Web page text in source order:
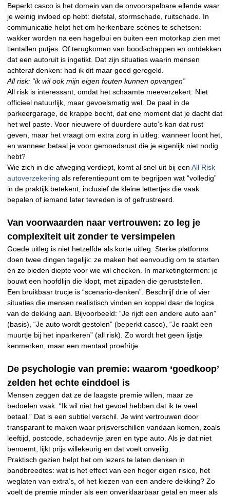
Beperkt casco is het domein van de onvoorspelbare ellende waar
je weinig invloed op hebt: diefstal, stormschade, ruitschade. In
communicatie helpt het om herkenbare scènes te schetsen:
wakker worden na een hagelbui en buiten een motorkap zien met
tientallen putjes. Of terugkomen van boodschappen en ontdekken
dat een autoruit is ingetikt. Dat zijn situaties waarin mensen
achteraf denken: had ik dit maar goed geregeld.
All risk: “ik wil ook mijn eigen fouten kunnen opvangen”
All risk is interessant, omdat het schaamte meeverzekert. Niet
officieel natuurlijk, maar gevoelsmatig wel. De paal in de
parkeergarage, de krappe bocht, dat ene moment dat je dacht dat
het wel paste. Voor nieuwere of duurdere auto’s kan dat rust
geven, maar het vraagt om extra zorg in uitleg: wanneer loont het,
en wanneer betaal je voor gemoedsrust die je eigenlijk niet nodig
hebt?
Wie zich in die afweging verdiept, komt al snel uit bij een All Risk
autoverzekering als referentiepunt om te begrijpen wat “volledig”
in de praktijk betekent, inclusief de kleine lettertjes die vaak
bepalen of iemand later tevreden is of gefrustreerd.
Van voorwaarden naar vertrouwen: zo leg je
complexiteit uit zonder te versimpelen
Goede uitleg is niet hetzelfde als korte uitleg. Sterke platforms
doen twee dingen tegelijk: ze maken het eenvoudig om te starten
én ze bieden diepte voor wie wil checken. In marketingtermen: je
bouwt een hoofdlijn die klopt, met zijpaden die geruststellen.
Een bruikbaar trucje is “scenario-denken”. Beschrijf drie of vier
situaties die mensen realistisch vinden en koppel daar de logica
van de dekking aan. Bijvoorbeeld: “Je rijdt een andere auto aan”
(basis), “Je auto wordt gestolen” (beperkt casco), “Je raakt een
muurtje bij het inparkeren” (all risk). Zo wordt het geen lijstje
kenmerken, maar een mentaal proefritje.
De psychologie van premie: waarom ‘goedkoop’
zelden het echte einddoel is
Mensen zeggen dat ze de laagste premie willen, maar ze
bedoelen vaak: “Ik wil niet het gevoel hebben dat ik te veel
betaal.” Dat is een subtiel verschil. Je wint vertrouwen door
transparant te maken waar prijsverschillen vandaan komen, zoals
leeftijd, postcode, schadevrije jaren en type auto. Als je dat niet
benoemt, lijkt prijs willekeurig en dat voelt onveilig.
Praktisch gezien helpt het om lezers te laten denken in
bandbreedtes: wat is het effect van een hoger eigen risico, het
weglaten van extra’s, of het kiezen van een andere dekking? Zo
voelt de premie minder als een onverklaarbaar getal en meer als